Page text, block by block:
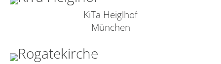
KiTa Heiglhof
München